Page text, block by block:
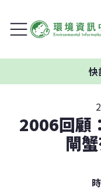
快訊
2006回顧
閘